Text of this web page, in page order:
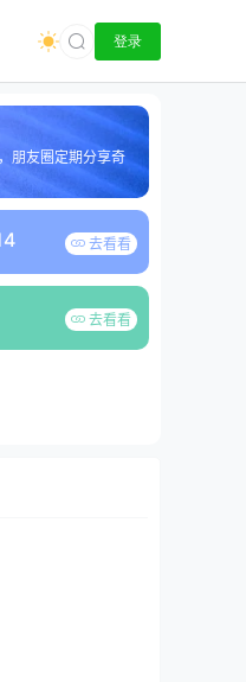
登录
朋友圈定期分享奇
去看看
去看看